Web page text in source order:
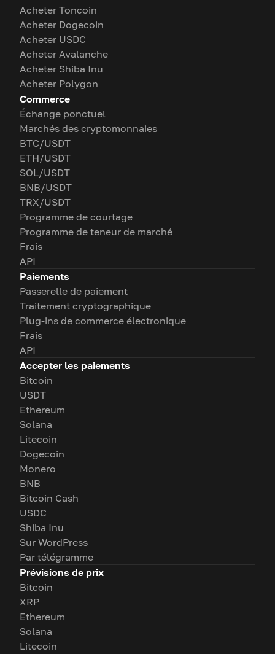
Acheter Toncoin
Acheter Dogecoin
Acheter USDC
Acheter Avalanche
Acheter Shiba Inu
Acheter Polygon
Commerce
Échange ponctuel
Marchés des cryptomonnaies
BTC/USDT
ETH/USDT
SOL/USDT
BNB/USDT
TRX/USDT
Programme de courtage
Programme de teneur de marché
Frais
API
Paiements
Passerelle de paiement
Traitement cryptographique
Plug-ins de commerce électronique
Frais
API
Accepter les paiements
Bitcoin
USDT
Ethereum
Solana
Litecoin
Dogecoin
Monero
BNB
Bitcoin Cash
USDC
Shiba Inu
Sur WordPress
Par télégramme
Prévisions de prix
Bitcoin
XRP
Ethereum
Solana
Litecoin